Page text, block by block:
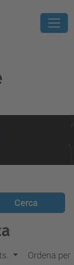
Ordena per